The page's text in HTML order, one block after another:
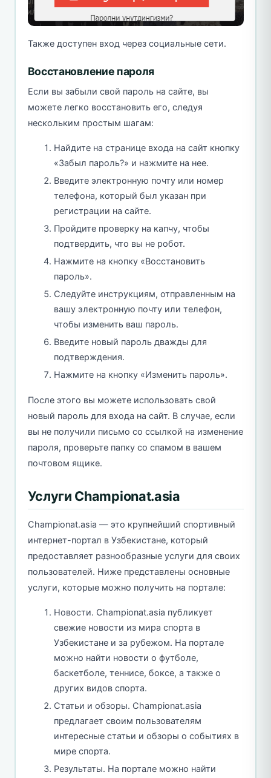
Также доступен вход через социальные сети.
Восстановление пароля
Если вы забыли свой пароль на сайте, вы
можете легко восстановить его, следуя
нескольким простым шагам:
Найдите на странице входа на сайт кнопку
«Забыл пароль?» и нажмите на нее.
Введите электронную почту или номер
телефона, который был указан при
регистрации на сайте.
Пройдите проверку на капчу, чтобы
подтвердить, что вы не робот.
Нажмите на кнопку «Восстановить
пароль».
Следуйте инструкциям, отправленным на
вашу электронную почту или телефон,
чтобы изменить ваш пароль.
Введите новый пароль дважды для
подтверждения.
Нажмите на кнопку «Изменить пароль».
После этого вы можете использовать свой
новый пароль для входа на сайт. В случае, если
вы не получили письмо со ссылкой на изменение
пароля, проверьте папку со спамом в вашем
почтовом ящике.
Услуги Championat.asia
Championat.asia — это крупнейший спортивный
интернет-портал в Узбекистане, который
предоставляет разнообразные услуги для своих
пользователей. Ниже представлены основные
услуги, которые можно получить на портале:
Новости. Championat.asia публикует
свежие новости из мира спорта в
Узбекистане и за рубежом. На портале
можно найти новости о футболе,
баскетболе, теннисе, боксе, а также о
других видов спорта.
Статьи и обзоры. Championat.asia
предлагает своим пользователям
интересные статьи и обзоры о событиях в
мире спорта.
Результаты. На портале можно найти